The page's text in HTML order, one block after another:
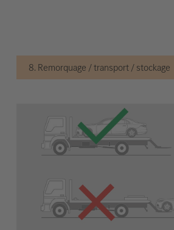
8. Remorquage / transport / stockage